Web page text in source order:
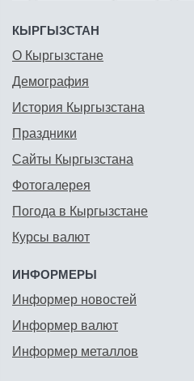
КЫРГЫЗСТАН
О Кыргызстане
Демография
История Кыргызстана
Праздники
Сайты Кыргызстана
Фотогалерея
Погода в Кыргызстане
Курсы валют
ИНФОРМЕРЫ
Информер новостей
Информер валют
Информер металлов